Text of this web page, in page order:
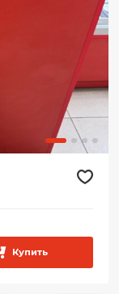
Купить